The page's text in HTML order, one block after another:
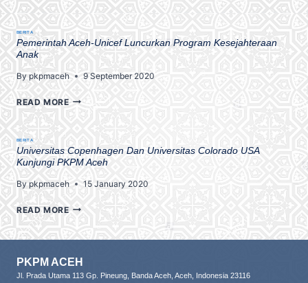
BERITA
Pemerintah Aceh-Unicef Luncurkan Program Kesejahteraan
Anak
By pkpmaceh 9 September 2020
READ MORE
BERITA
Universitas Copenhagen Dan Universitas Colorado USA
Kunjungi PKPM Aceh
By pkpmaceh 15 January 2020
READ MORE
PKPM ACEH
Jl. Prada Utama 113 Gp. Pineung, Banda Aceh, Aceh, Indonesia 23116